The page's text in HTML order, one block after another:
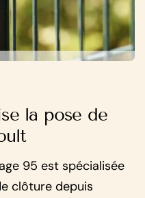
la pose de
95 est spécialisée
clôture depuis